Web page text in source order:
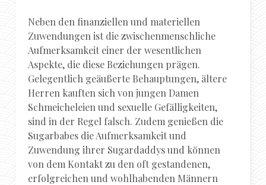
Neben den finanziellen und materiellen
Zuwendungen ist die zwischenmenschliche
Aufmerksamkeit einer der wesentlichen
Aspekte, die diese Beziehungen prägen.
Gelegentlich geäußerte Behauptungen, ältere
Herren kauften sich von jungen Damen
Schmeicheleien und sexuelle Gefälligkeiten,
sind in der Regel falsch. Zudem genießen die
Sugarbabes die Aufmerksamkeit und
Zuwendung ihrer Sugardaddys und können
von dem Kontakt zu den oft gestandenen,
erfolgreichen und wohlhabenden Männern